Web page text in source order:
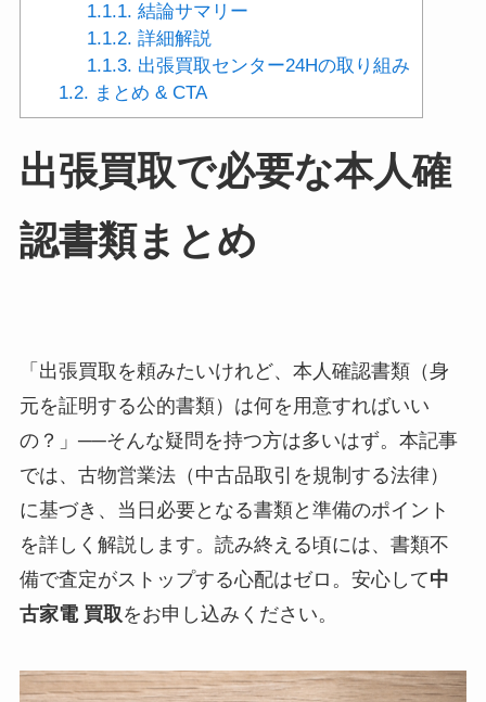
1.1.1. 結論サマリー
1.1.2. 詳細解説
1.1.3. 出張買取センター24Hの取り組み
1.2. まとめ & CTA
出張買取で必要な本人確
認書類まとめ
「出張買取を頼みたいけれど、本人確認書類（身
元を証明する公的書類）は何を用意すればいい
の？」──そんな疑問を持つ方は多いはず。本記事
では、古物営業法（中古品取引を規制する法律）
に基づき、当日必要となる書類と準備のポイント
を詳しく解説します。読み終える頃には、書類不
備で査定がストップする心配はゼロ。安心して中
古家電 買取をお申し込みください。